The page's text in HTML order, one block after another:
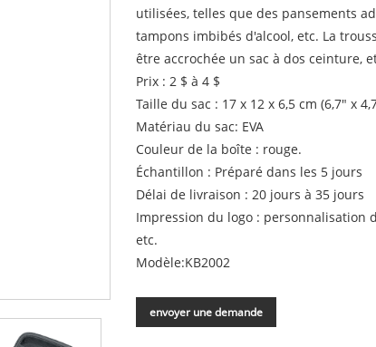
utilisées, telles que des pansements
tampons imbibés d'alcool, etc. La
être accrochée un sac à dos ceinture,
Prix : 2 $ à 4 $
Taille du sac : 17 x 12 x 6,5 cm (6,7" x
Matériau du sac: EVA
Couleur de la boîte : rouge.
Échantillon : Préparé dans les 5 jours
Délai de livraison : 20 jours à 35 jours
Impression du logo : personnalisation
etc.
Modèle:KB2002
envoyer une demande